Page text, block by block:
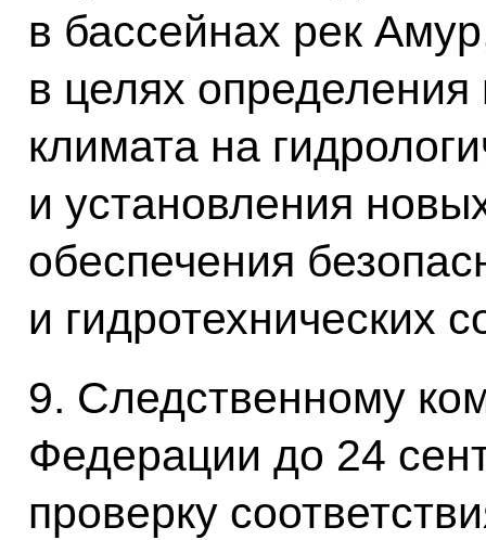
в бассейнах рек
в целях
климата на
и установления
обеспечения
и гидротехнических
9. Следственному
Федерации до 24
проверку